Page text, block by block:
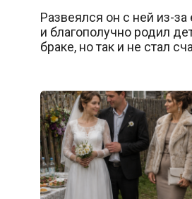
Развеялся он с ней из-
и благополучно родил
браке, но так и не стал